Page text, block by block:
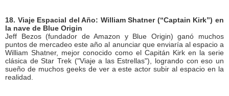
18. Viaje Espacial del Año: William Shatner (“Captain Kirk”) en
la nave de Blue Origin
Jeff Bezos (fundador de Amazon y Blue Origin) ganó muchos
puntos de mercadeo este año al anunciar que enviaría al espacio a
William Shatner, mejor conocido como el Capitán Kirk en la serie
clásica de Star Trek ("Viaje a las Estrellas"), logrando con eso un
sueño de muchos geeks de ver a este actor subir al espacio en la
realidad.